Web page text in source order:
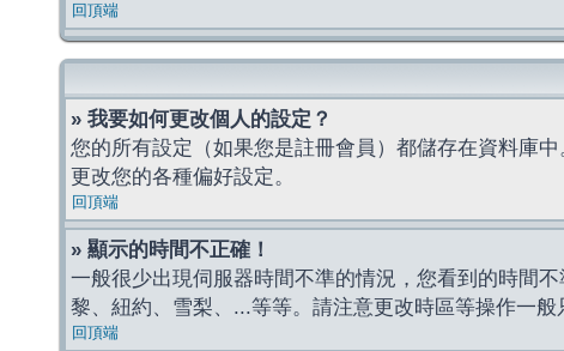
回頂端
» 我要如何更改個人的設定？
您的所有設定（如果您是註冊會員）都儲存在資料庫
更改您的各種偏好設定。
回頂端
» 顯示的時間不正確！
一般很少出現伺服器時間不準的情況，您看到的時間
黎、紐約、雪梨、...等等。請注意更改時區等操作一
回頂端